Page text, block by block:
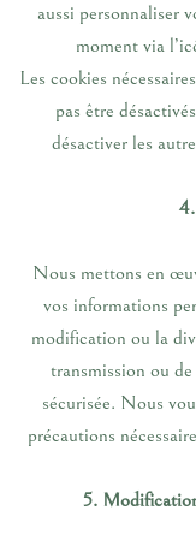
aussi personnaliser
moment via
Les cookies
pas être
désactiver les
Nous mettons en
vos informations
modification ou la
transmission ou
sécurisée. Nous
précautions
5.